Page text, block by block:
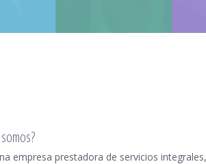
empresa prestadora de servicios